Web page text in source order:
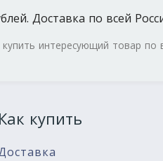
Доставка по всей
интересующий товар по
Как купить